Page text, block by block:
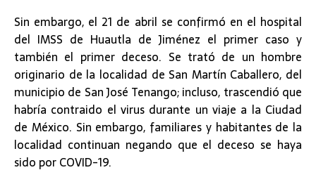
Sin embargo, el 21 de abril se confirmó en el hospital
del IMSS de Huautla de Jiménez el primer caso y
también el primer deceso. Se trató de un hombre
originario de la localidad de San Martín Caballero, del
municipio de San José Tenango; incluso, trascendió que
habría contraido el virus durante un viaje a la Ciudad
de México. Sin embargo, familiares y habitantes de la
localidad continuan negando que el deceso se haya
sido por COVID-19.